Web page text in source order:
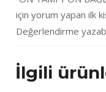
için yorum yapan ilk
Değerlendirme
İlgili